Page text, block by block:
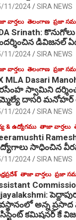
11/2024 SIRA NEWS
వార్తలు తెలంగాణ ప్రజా
Srinath:
డివిజనల్
11/2024 SIRA NEWS
వార్తలు తెలంగాణ ప్రజా
MLA Dasari
స్వామిని
దాసరి మనోహర్
11/2024 SIRA NEWS
& ఉద్యోగము తాజా వార్తలు
సాధించిన
11/2024 SIRA NEWS
తాజా వార్తలు ప్రజా
అన్న ప్రసాద
కమిషనర్ కే